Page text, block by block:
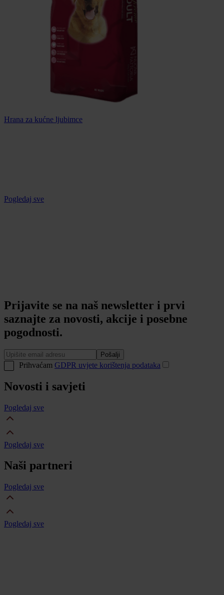
Hrana za kućne ljubimce
Pogledaj sve
Prijavite se na naš newsletter i prvi
saznajte za novosti, akcije i posebne
pogodnosti.
Pošalji
Prihvaćam GDPR uvjete korištenja podataka
Novosti i savjeti
Pogledaj sve
Pogledaj sve
Naši partneri
Pogledaj sve
Pogledaj sve